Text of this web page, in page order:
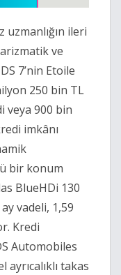
ileri
ve
7’nin Etoile
250 bin TL
veya 900 bin
imkânı
bir konum
BlueHDi 130
vadeli, 1,59
Kredi
Automobiles
takas